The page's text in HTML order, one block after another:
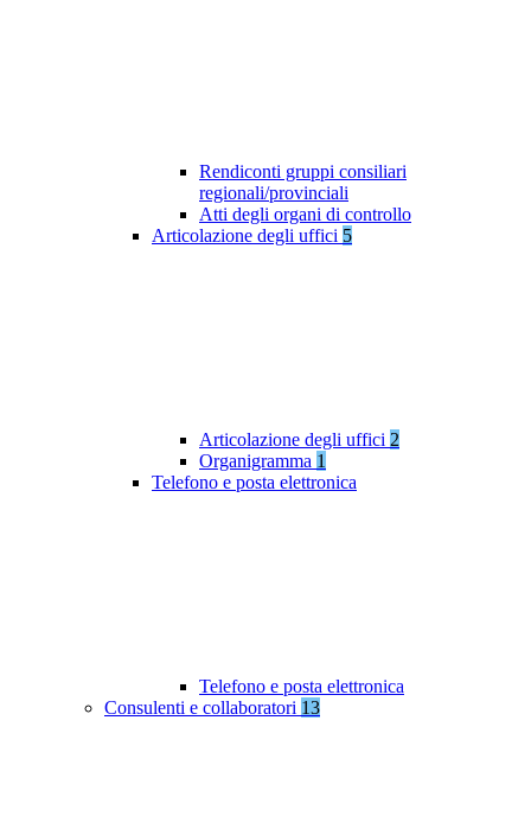
Rendiconti gruppi consiliari
regionali/provinciali
Atti degli organi di controllo
Articolazione degli uffici 5
Articolazione degli uffici 2
Organigramma 1
Telefono e posta elettronica
Telefono e posta elettronica
Consulenti e collaboratori 13